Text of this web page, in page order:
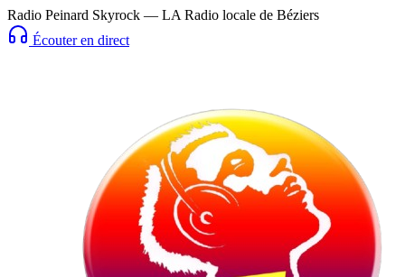
Radio Peinard Skyrock — LA Radio locale de Béziers
Écouter en direct